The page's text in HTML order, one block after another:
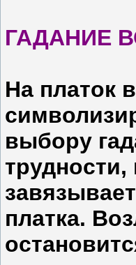
ГАДАНИЕ
На платок
выбору
платка.